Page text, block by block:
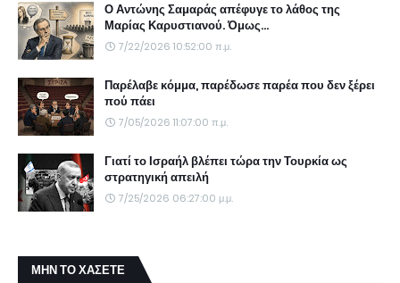
Ο Αντώνης Σαμαράς απέφυγε το λάθος της
Μαρίας Καρυστιανού. Όμως...
7/22/2026 10:52:00 π.μ.
Παρέλαβε κόμμα, παρέδωσε παρέα που δεν ξέρει
πού πάει
7/05/2026 11:07:00 π.μ.
Γιατί το Ισραήλ βλέπει τώρα την Τουρκία ως
στρατηγική απειλή
7/25/2026 06:27:00 μ.μ.
ΜΗΝ ΤΟ ΧΑΣΕΤΕ